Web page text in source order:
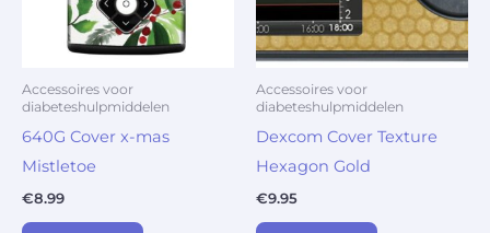
Accessoires voor
diabeteshulpmiddelen
640G Cover x-mas
Mistletoe
€8.99
Accessoires voor
diabeteshulpmiddelen
Dexcom Cover Texture
Hexagon Gold
€9.95